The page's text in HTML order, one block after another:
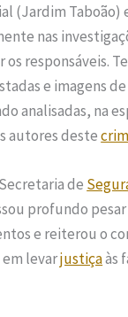
(Jardim Taboão)
nas
responsáveis.
e imagens
analisadas, na
autores deste
de
profundo
e reiterou o
em levarjustiçaàs